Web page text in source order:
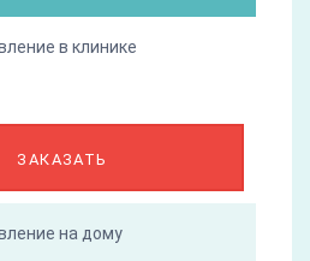
в клинике
ЗАКАЗАТЬ
на дому